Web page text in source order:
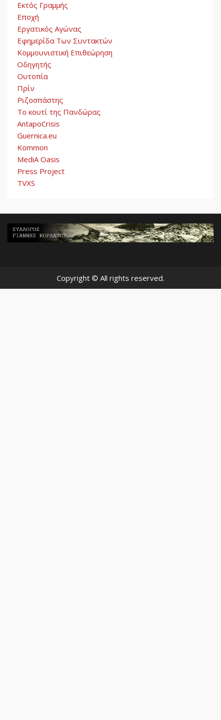
Εκτός Γραμμής
Εποχή
Εργατικός Αγώνας
Εφημερίδα Των Συντακτών
Κομμουνιστική Επιθεώρηση
Οδηγητής
Ουτοπία
Πρίν
Ριζοσπάστης
Το κουτί της Πανδώρας
AntapoCrisis
Guernica.eu
Kommon
MediA Oasis
Press Project
TVXS
Copyright © All rights reserved.